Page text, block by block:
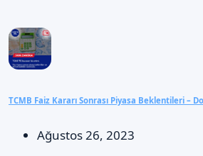
TCMB Faiz Kararı Sonrası Piyasa Beklentileri –
Ağustos 26, 2023